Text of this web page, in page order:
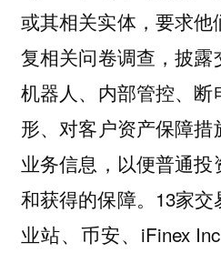
或其相关实体，要求他
复相关问卷调查，披
机器人、内部管控、
形、对客户资产保障
业务信息，以便普通
和获得的保障。13家
业站、币安、iFinex